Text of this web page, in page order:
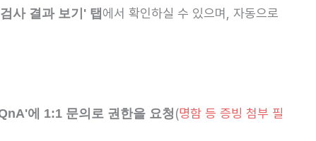
사 결과 보기' 탭 에서 확인하실 수 있으며, 자동으로
에 1:1 문의로 권한을 요청 (명함 등 증빙 첨부 필